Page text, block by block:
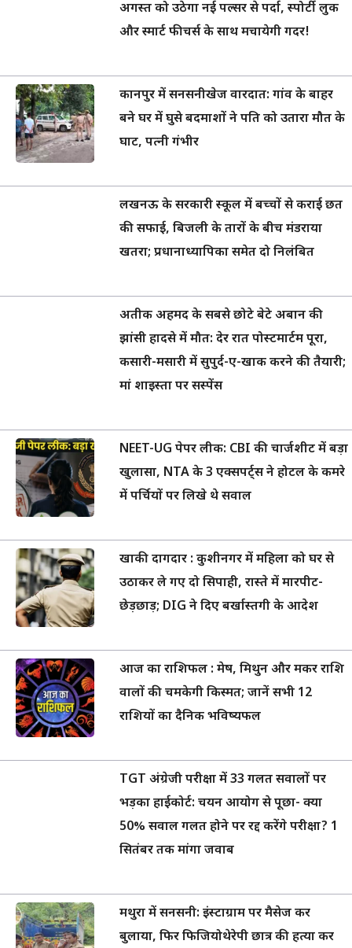
अगस्त को उठेगा नई पल्सर से पर्दा, स्पोर्टी लुक
और स्मार्ट फीचर्स के साथ मचायेगी गदर!
कानपुर में सनसनीखेज वारदात: गांव के बाहर
बने घर में घुसे बदमाशों ने पति को उतारा मौत के
घाट, पत्नी गंभीर
लखनऊ के सरकारी स्कूल में बच्चों से कराई छत
की सफाई, बिजली के तारों के बीच मंडराया
खतरा; प्रधानाध्यापिका समेत दो निलंबित
अतीक अहमद के सबसे छोटे बेटे अबान की
झांसी हादसे में मौत: देर रात पोस्टमार्टम पूरा,
कसारी-मसारी में सुपुर्द-ए-खाक करने की तैयारी;
मां शाइस्ता पर सस्पेंस
NEET-UG पेपर लीक: CBI की चार्जशीट में बड़ा
खुलासा, NTA के 3 एक्सपर्ट्स ने होटल के कमरे
में पर्चियों पर लिखे थे सवाल
खाकी दागदार : कुशीनगर में महिला को घर से
उठाकर ले गए दो सिपाही, रास्ते में मारपीट-
छेड़छाड़; DIG ने दिए बर्खास्तगी के आदेश
आज का राशिफल : मेष, मिथुन और मकर राशि
वालों की चमकेगी किस्मत; जानें सभी 12
राशियों का दैनिक भविष्यफल
TGT अंग्रेजी परीक्षा में 33 गलत सवालों पर
भड़का हाईकोर्ट: चयन आयोग से पूछा- क्या
50% सवाल गलत होने पर रद्द करेंगे परीक्षा? 1
सितंबर तक मांगा जवाब
मथुरा में सनसनी: इंस्टाग्राम पर मैसेज कर
बुलाया, फिर फिजियोथेरेपी छात्र की हत्या कर